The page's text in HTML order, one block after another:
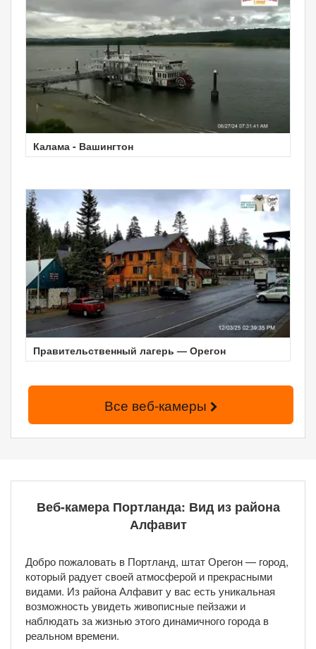
Калама - Вашингтон
Правительственный лагерь — Орегон
Все веб-камеры
Веб-камера Портланда: Вид из района
Алфавит
Добро пожаловать в Портланд, штат Орегон — город,
который радует своей атмосферой и прекрасными
видами. Из района Алфавит у вас есть уникальная
возможность увидеть живописные пейзажи и
наблюдать за жизнью этого динамичного города в
реальном времени.